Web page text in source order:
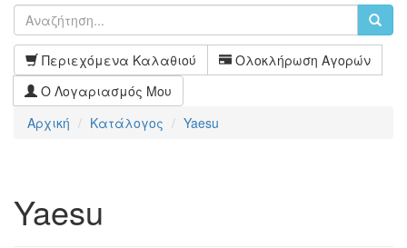
Περιεχόμενα Καλαθιού
Ολοκλήρωση Αγορών
Ο Λογαριασμός Μου
Αρχική
Κατάλογος Yaesu
Yaesu